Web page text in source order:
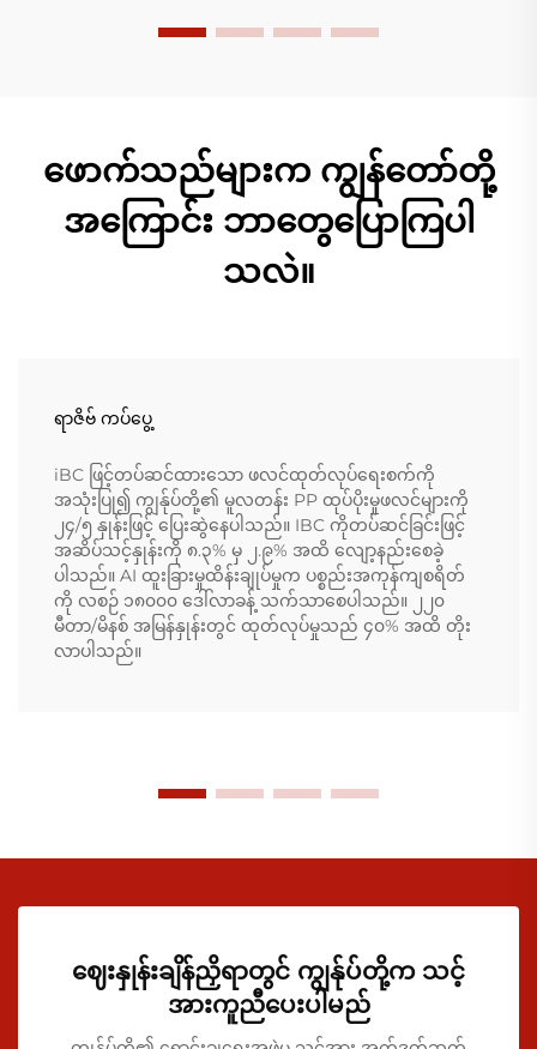
ဖောက်သည်များက ကျွန်တော်တို့
အကြောင်း ဘာတွေပြောကြပါ
သလဲ။
ရာဇိဗ် ကပ်ပွေ့
iBC ဖြင့်တပ်ဆင်ထားသော ဖလင်ထုတ်လုပ်ရေးစက်ကို
အသုံးပြု၍ ကျွန်ုပ်တို့၏ မူလတန်း PP ထုပ်ပိုးမှုဖလင်များကို
၂၄/၅ နှုန်းဖြင့် ပြေးဆွဲနေပါသည်။ IBC ကိုတပ်ဆင်ခြင်းဖြင့်
အဆိပ်သင့်နှုန်းကို ၈.၃% မှ ၂.၉% အထိ လျော့နည်းစေခဲ့
ပါသည်။ AI ထူးခြားမှုထိန်းချုပ်မှုက ပစ္စည်းအကုန်ကျစရိတ်
ကို လစဉ် ၁၈၀၀၀ ဒေါ်လာခန့် သက်သာစေပါသည်။ ၂၂၀
မီတာ/မိနစ် အမြန်နှုန်းတွင် ထုတ်လုပ်မှုသည် ၄၀% အထိ တိုး
လာပါသည်။
ဈေးနှုန်းချိန်ညှိရာတွင် ကျွန်ုပ်တို့က သင့်
အားကူညီပေးပါမည်